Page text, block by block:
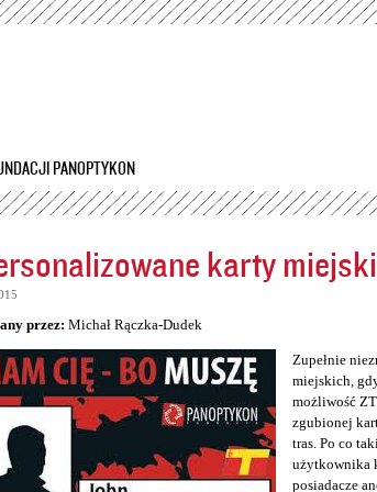
Przejdź
PANOPTYKON
karty
przez: Michał Rączka-Dudek
Zupełnie
miejskich,
możliwość
zgubionej
tras. Po co
użytkownika
posiadacze